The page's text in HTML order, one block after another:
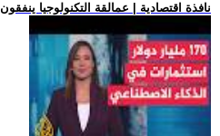
.. نافذة اقتصادية | عمالقة التكنولوجيا ينفقون 170 مليار دولار ع